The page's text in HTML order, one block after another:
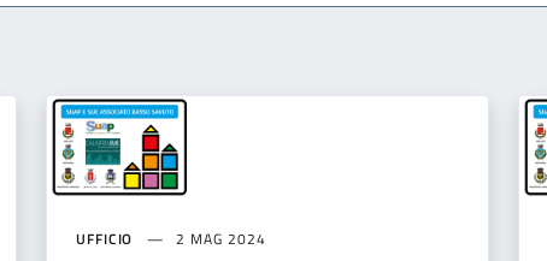
UFFICIO 2 MAG 2024